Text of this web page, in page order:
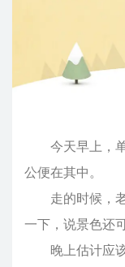
今天早上，单
公便在其中。
走的时候，老
一下，说景色还
晚上估计应该